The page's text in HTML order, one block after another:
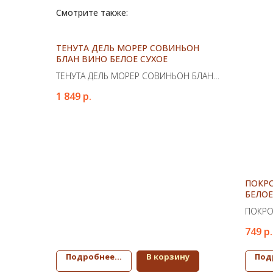
Смотрите также:
ТЕНУТА ДЕЛЬ МОРЕР СОВИНЬОН
БЛАН ВИНО БЕЛОЕ СУХОЕ
ТЕНУТА ДЕЛЬ МОРЕР СОВИНЬОН БЛАН
1 849 р.
Подробнее... В корзину
749 р.